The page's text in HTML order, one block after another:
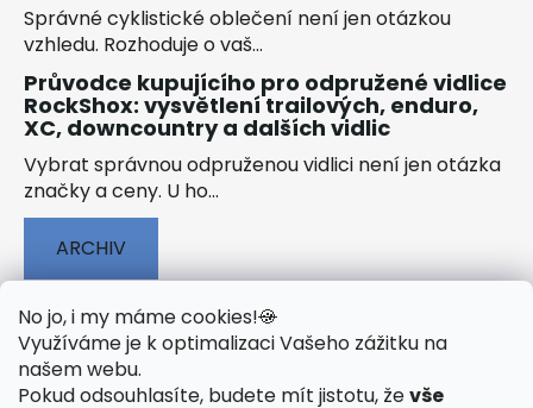
No jo, i my máme cookies!🍪
Využíváme je k optimalizaci Vašeho zážitku na
našem webu.
Pokud odsouhlasíte, budete mít jistotu, ževše
Správné cyklistické oblečení není jen otázkou
vzhledu. Rozhoduje o vaš...
Průvodce kupujícího pro odpružené vidlice
RockShox: vysvětlení trailových, enduro,
XC, downcountry a dalších vidlic
Vybrat správnou odpruženou vidlici není jen otázka
značky a ceny. U ho...
ARCHIV
🟢 TECHNOLOGIE
🟢 O ELEKTROKOLECH